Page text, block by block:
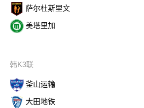
萨尔杜斯里文
美塔里加
韩K3联
釜山运输
大田地铁